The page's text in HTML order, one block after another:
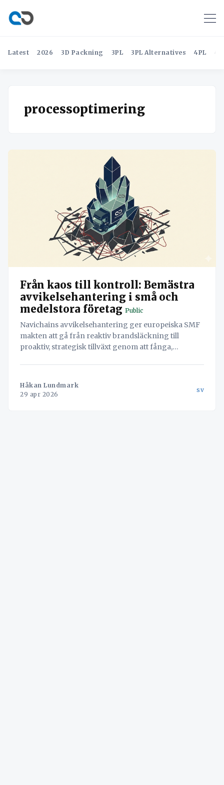
Latest 2026 3D Packning 3PL 3PL Alternatives 4PL
processoptimering
Från kaos till kontroll: Bemästra
avvikelsehantering i små och
medelstora företag Public
Navichains avvikelsehantering ger europeiska SMF
makten att gå från reaktiv brandsläckning till
proaktiv, strategisk tillväxt genom att fånga,
Håkan Lundmark
29 apr 2026
sv